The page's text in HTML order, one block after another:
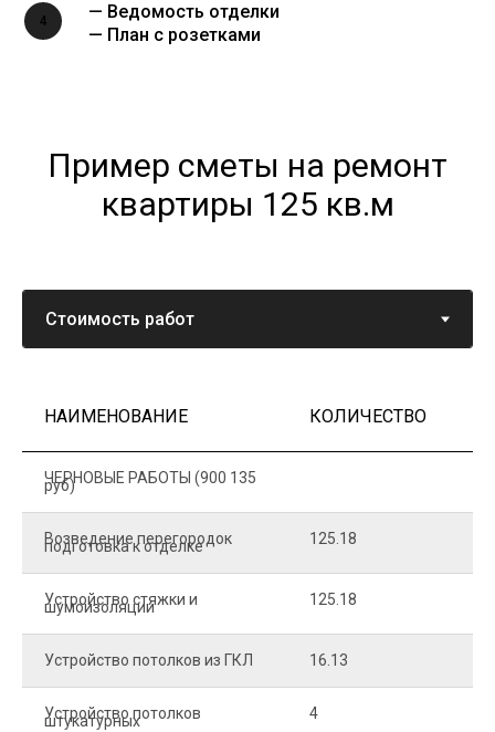
4
— Ведомость отделки
— План с розетками
Пример сметы на ремонт
квартиры 125 кв.м
НАИМЕНОВАНИЕ КОЛИЧЕСТВО
ЧЕРНОВЫЕ РАБОТЫ (900 135
руб)
Возведение перегородок
подготовка к отделке 125.18
Устройство стяжки и
шумоизоляции 125.18
Устройство потолков из ГКЛ 16.13
Устройство потолков
штукатурных 4